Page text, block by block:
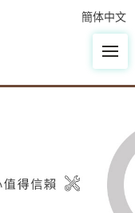
簡体中文